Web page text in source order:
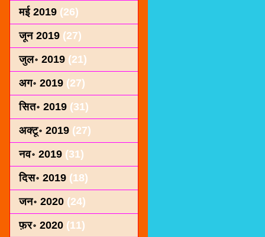
मई 2019 (26)
जून 2019 (27)
जुल॰ 2019 (21)
अग॰ 2019 (27)
सित॰ 2019 (31)
अक्टू॰ 2019 (27)
नव॰ 2019 (31)
दिस॰ 2019 (18)
जन॰ 2020 (24)
फ़र॰ 2020 (11)